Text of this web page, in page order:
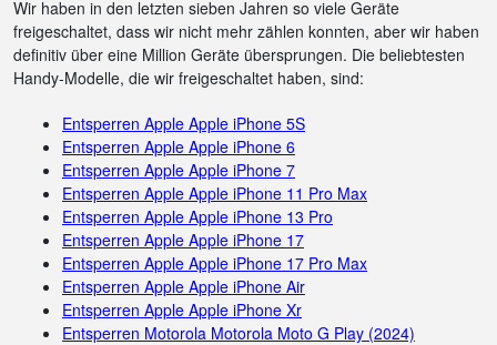
Wir haben in den letzten sieben Jahren so viele Geräte
freigeschaltet, dass wir nicht mehr zählen konnten, aber wir haben
definitiv über eine Million Geräte übersprungen. Die beliebtesten
Handy-Modelle, die wir freigeschaltet haben, sind:
Entsperren Apple Apple iPhone 5S
Entsperren Apple Apple iPhone 6
Entsperren Apple Apple iPhone 7
Entsperren Apple Apple iPhone 11 Pro Max
Entsperren Apple Apple iPhone 13 Pro
Entsperren Apple Apple iPhone 17
Entsperren Apple Apple iPhone 17 Pro Max
Entsperren Apple Apple iPhone Air
Entsperren Apple Apple iPhone Xr
Entsperren Motorola Motorola Moto G Play (2024)